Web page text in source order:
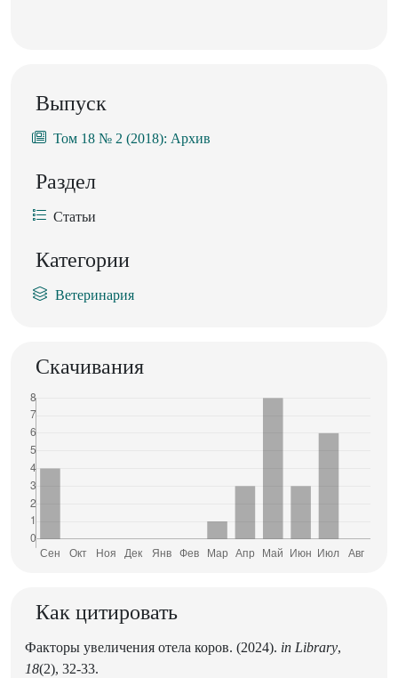
Выпуск
Том 18 № 2 (2018): Архив
Раздел
Статьи
Категории
Ветеринария
Скачивания
Как цитировать
Факторы увеличения отела коров. (2024). in Library,
18(2), 32-33.